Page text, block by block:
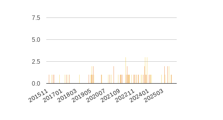
201511201701201803201905202007202109202211202401202503
0.0
2.5
5.0
7.5